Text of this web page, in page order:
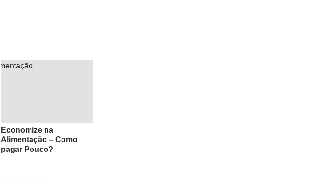
Economize na
Alimentação – Como
pagar Pouco?